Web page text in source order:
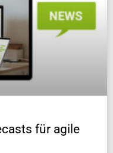
für agile